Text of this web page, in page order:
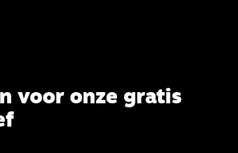
voor onze gratis